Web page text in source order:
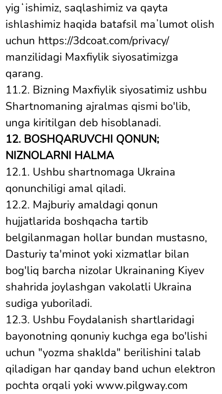
yigʻishimiz, saqlashimiz va qayta
ishlashimiz haqida batafsil maʼlumot olish
uchun https://3dcoat.com/privacy/
manzilidagi Maxfiylik siyosatimizga
qarang.
11.2. Bizning Maxfiylik siyosatimiz ushbu
Shartnomaning ajralmas qismi bo'lib,
unga kiritilgan deb hisoblanadi.
12. BOSHQARUVCHI QONUN;
NIZNOLARNI HALMA
12.1. Ushbu shartnomaga Ukraina
qonunchiligi amal qiladi.
12.2. Majburiy amaldagi qonun
hujjatlarida boshqacha tartib
belgilanmagan hollar bundan mustasno,
Dasturiy ta'minot yoki xizmatlar bilan
bog'liq barcha nizolar Ukrainaning Kiyev
shahrida joylashgan vakolatli Ukraina
sudiga yuboriladi.
12.3. Ushbu Foydalanish shartlaridagi
bayonotning qonuniy kuchga ega bo'lishi
uchun "yozma shaklda" berilishini talab
qiladigan har qanday band uchun elektron
pochta orqali yoki www.pilgway.com